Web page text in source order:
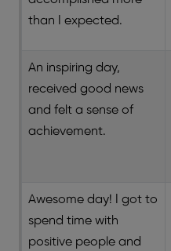
than I expected.
An inspiring day,
received good news
and felt a sense of
achievement.
Awesome day! I got to
spend time with
positive people and